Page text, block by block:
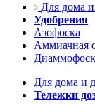
Для дома и
Удобрения
Азофоска
Аммиачная
Для дома и
Тележки